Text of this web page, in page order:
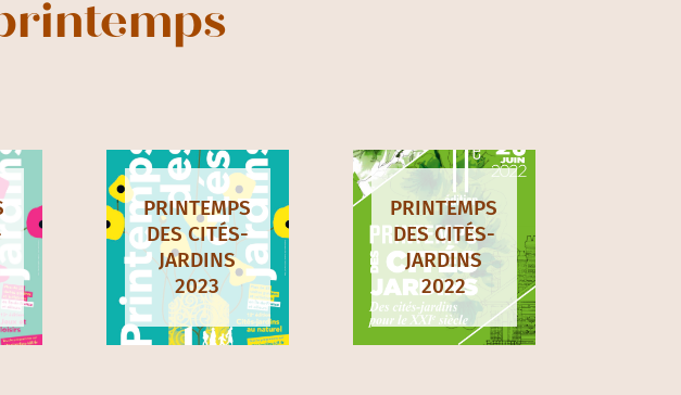
PRINTEMPS
DES CITÉS-
JARDINS
2023
PRINTEMPS
DES CITÉS-
JARDINS
2022